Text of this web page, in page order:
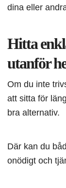
dina eller
Hitta
utanför
Om du inte
att sitta för
bra alternativ.
Där kan du
onödigt och